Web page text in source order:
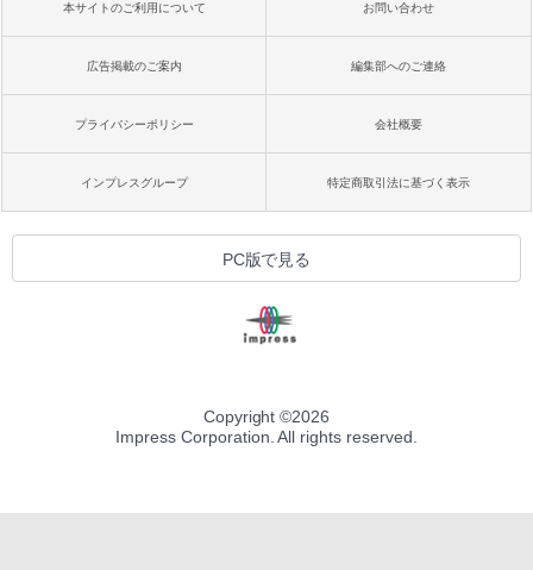
本サイトのご利用について お問い合わせ
広告掲載のご案内 編集部へのご連絡
プライバシーポリシー 会社概要
インプレスグループ 特定商取引法に基づく表示
PC版で見る
Copyright ©2026
Impress Corporation. All rights reserved.